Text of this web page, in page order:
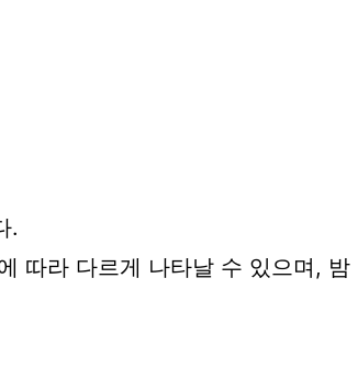
.
따라 다르게 나타날 수 있으며, 밤